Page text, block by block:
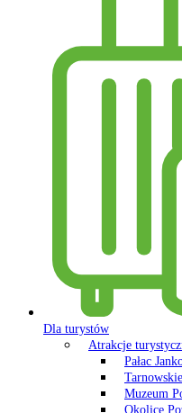
Dla turystów
Atrakcje
Pałac
Muzeum
Okolice